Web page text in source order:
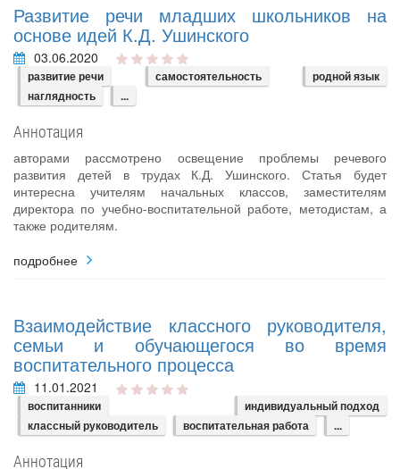
Развитие речи младших школьников на
основе идей К.Д. Ушинского
03.06.2020
развитие речи самостоятельность
родной язык
наглядность
...
Аннотация
авторами рассмотрено освещение проблемы речевого
развития детей в трудах К.Д. Ушинского. Статья будет
интересна учителям начальных классов, заместителям
директора по учебно-воспитательной работе, методистам, а
также родителям.
подробнее
Взаимодействие классного руководителя,
семьи и обучающегося во время
воспитательного процесса
11.01.2021
воспитанники
индивидуальный подход
классный руководитель
воспитательная работа ...
Аннотация